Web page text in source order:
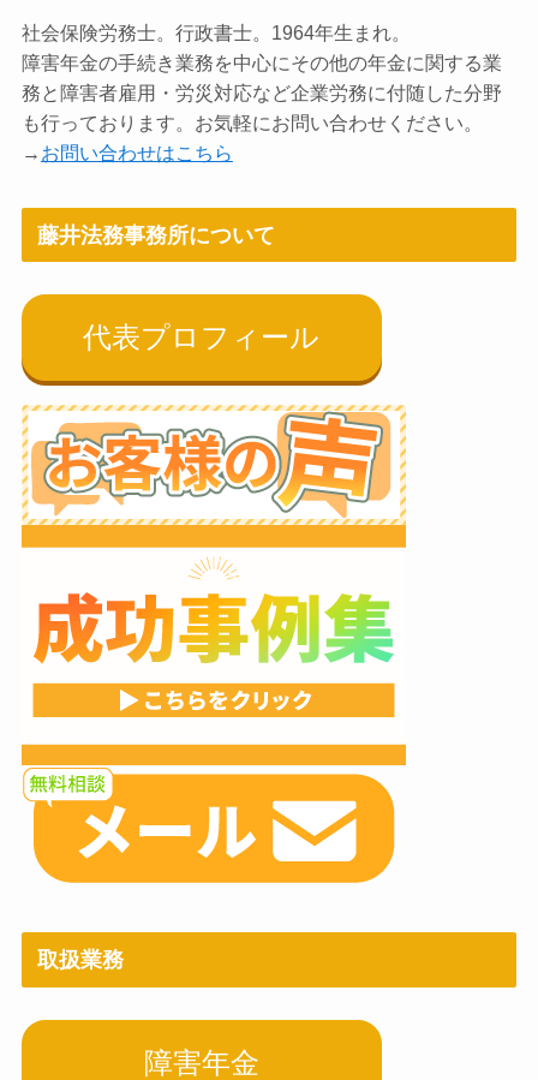
社会保険労務士。行政書士。1964年生まれ。
障害年金の手続き業務を中心にその他の年金に関する業
務と障害者雇用・労災対応など企業労務に付随した分野
も行っております。お気軽にお問い合わせください。
→ お問い合わせはこちら
藤井法務事務所について
代表プロフィール
取扱業務
障害年金